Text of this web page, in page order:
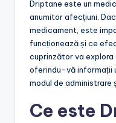
Driptane este un
anumitor afecțiuni.
medicament, este
funcționează și ce
cuprinzător va
oferindu-vă informații
modul de administrare
Ce este